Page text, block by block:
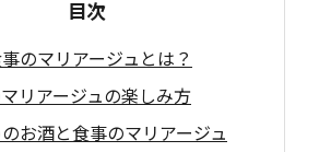
目次
のマリアージュとは？
リアージュの楽しみ方
お酒と食事のマリアージュ